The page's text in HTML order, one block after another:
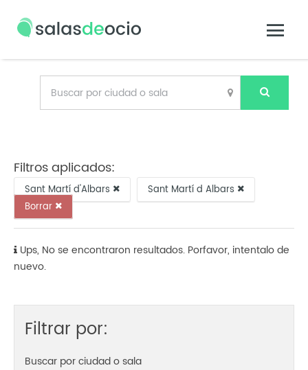
Filtros aplicados:
Sant Martí d'Albars
Sant Martí d Albars
Borrar
Ups, No se encontraron resultados. Porfavor, intentalo de
nuevo.
Filtrar por:
Buscar por ciudad o sala